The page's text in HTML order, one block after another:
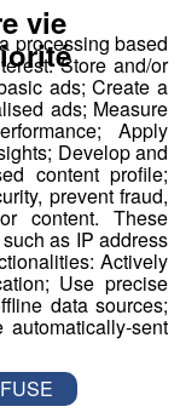
processing based
Store and/or
ads; Create a
ads; Measure
Apply
Develop and
content profile;
prevent fraud,
content. These
as IP address
Actively
Use precise
data sources;
sent
vie